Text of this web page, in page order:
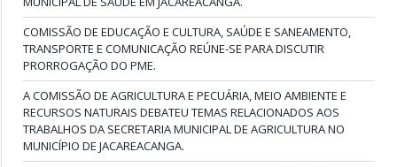
COMISSÃO DE EDUCAÇÃO E CULTURA, SAÚDE E SANEAMENTO,
TRANSPORTE E COMUNICAÇÃO REÚNE-SE PARA DISCUTIR
PRORROGAÇÃO DO PME.
A COMISSÃO DE AGRICULTURA E PECUÁRIA, MEIO AMBIENTE E
RECURSOS NATURAIS DEBATEU TEMAS RELACIONADOS AOS
TRABALHOS DA SECRETARIA MUNICIPAL DE AGRICULTURA NO
MUNICÍPIO DE JACAREACANGA.